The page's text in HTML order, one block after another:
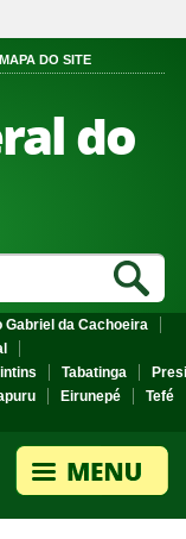
MAPA DO SITE
do
Gabriel da Cachoeira
Tabatinga
Eirunepé
Tefé